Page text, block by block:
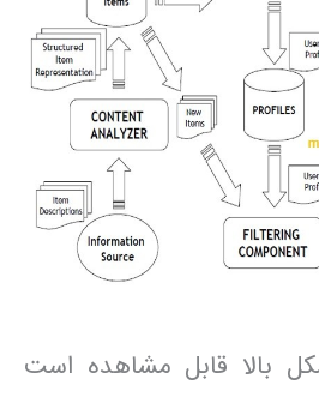
بالا قابل مشاهده است